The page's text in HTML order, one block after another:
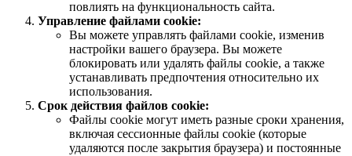
повлиять на функциональность сайта.
Управление файлами cookie:
Вы можете управлять файлами cookie, изменив
настройки вашего браузера. Вы можете
блокировать или удалять файлы cookie, а также
устанавливать предпочтения относительно их
использования.
Срок действия файлов cookie:
Файлы cookie могут иметь разные сроки хранения,
включая сессионные файлы cookie (которые
удаляются после закрытия браузера) и постоянные